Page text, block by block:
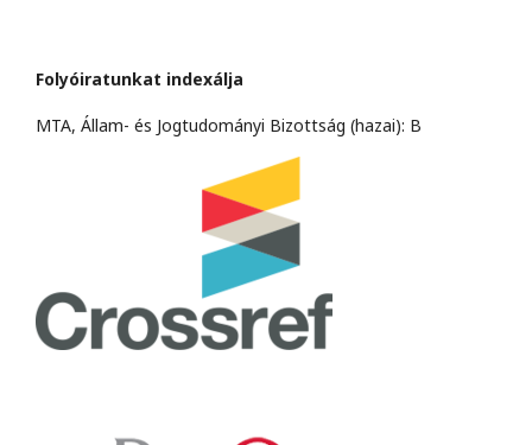
Folyóiratunkat indexálja
MTA, Állam- és Jogtudományi Bizottság (hazai): B